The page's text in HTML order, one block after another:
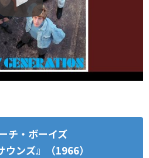
チ・ボーイズ
ウンズ』（1966）